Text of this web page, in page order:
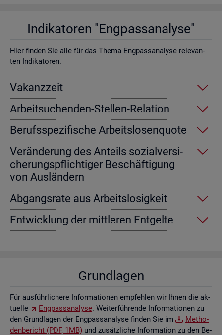
In­di­ka­to­ren "Eng­pass­ana­ly­se"
Hier fin­den Sie alle für das Thema Eng­pass­ana­ly­se re­le­van­
ten In­di­ka­to­ren.
Va­kanz­zeit
Ar­beit­su­chen­den-Stel­len-Re­la­ti­on
Be­rufs­spe­zi­fi­sche Ar­beits­lo­sen­quo­te
Ver­än­de­rung des An­teils so­zi­al­ver­si­
che­rungs­pflich­ti­ger Be­schäf­ti­gung
von Aus­län­dern
Ab­gangs­ra­te aus Ar­beits­lo­sig­keit
Ent­wick­lung der mitt­le­ren Ent­gel­te
Grund­la­gen
Für aus­führ­li­che­re In­for­ma­tio­nen emp­feh­len wir Ihnen die ak­
tu­el­le
Eng­pass­ana­ly­se. Wei­ter­füh­ren­de In­for­ma­tio­nen zu
den Grund­la­gen der Eng­pass­ana­ly­se fin­den Sie im
Me­tho­
den­be­richt (PDF, 1MB) und zu­sätz­li­che In­for­ma­ti­on zu den Be­